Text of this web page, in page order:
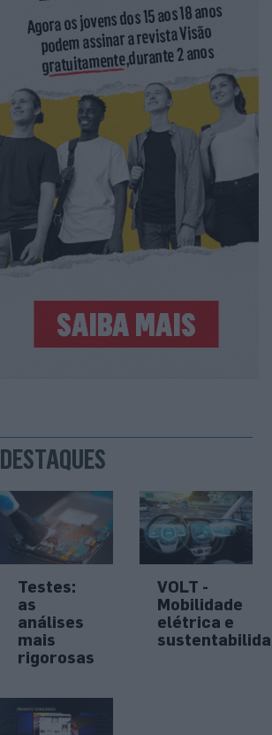
DESTAQUES
Testes:
as
análises
mais
rigorosas
VOLT -
Mobilidade
elétrica e